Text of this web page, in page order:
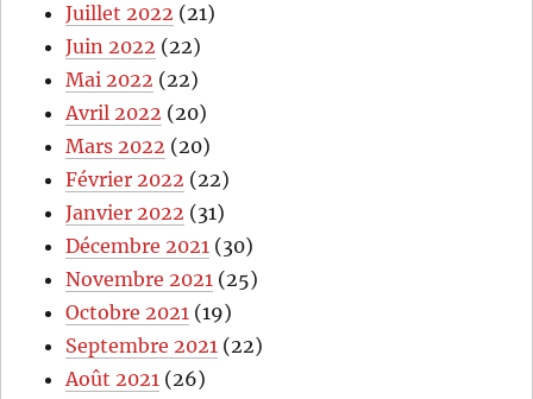
Juillet 2022 (21)
Juin 2022 (22)
Mai 2022 (22)
Avril 2022 (20)
Mars 2022 (20)
Février 2022 (22)
Janvier 2022 (31)
Décembre 2021 (30)
Novembre 2021 (25)
Octobre 2021 (19)
Septembre 2021 (22)
Août 2021 (26)